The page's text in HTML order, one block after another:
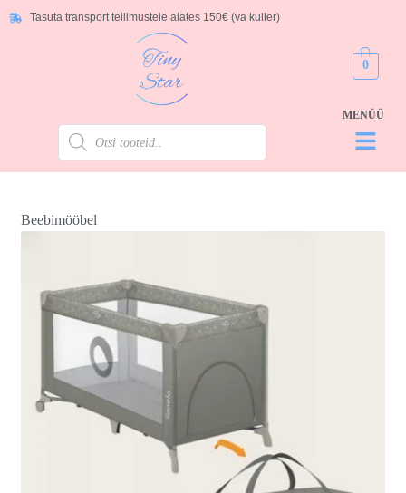
Tasuta transport tellimustele alates 150€ (va kuller)
0
Beebimööbel